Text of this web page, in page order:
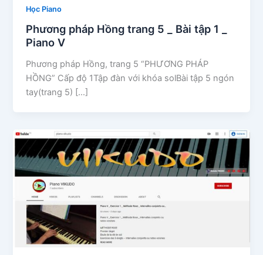
Học Piano
Phương pháp Hồng trang 5 _ Bài tập 1 _
Piano V
Phương pháp Hồng, trang 5 “PHƯƠNG PHÁP
HỒNG” Cấp độ 1Tập đàn với khóa solBài tập 5 ngón
tay(trang 5) […]